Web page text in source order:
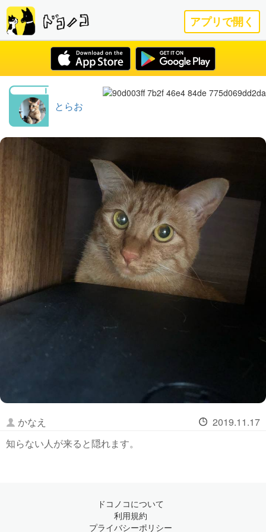
アプリで開く
とらお
かなえ
2019.11.17
知らない人が来ると隠れます。
ドコノコについて
利用規約
プライバシーポリシー